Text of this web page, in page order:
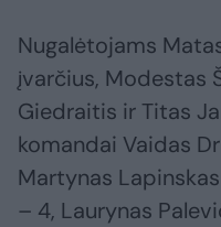
Nugalėtojams
įvarčius, Modestas
Giedraitis ir Titas
komandai Vaidas
Martynas
– 4, Laurynas